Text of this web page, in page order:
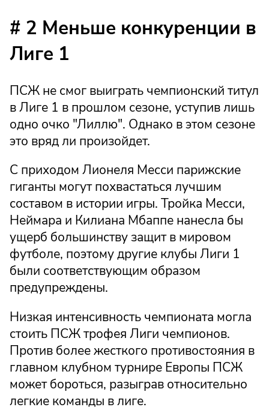
# 2 Меньше конкуренции в
Лиге 1
ПСЖ не смог выиграть чемпионский титул
в Лиге 1 в прошлом сезоне, уступив лишь
одно очко "Лиллю". Однако в этом сезоне
это вряд ли произойдет.
С приходом Лионеля Месси парижские
гиганты могут похвастаться лучшим
составом в истории игры. Тройка Месси,
Неймара и Килиана Мбаппе нанесла бы
ущерб большинству защит в мировом
футболе, поэтому другие клубы Лиги 1
были соответствующим образом
предупреждены.
Низкая интенсивность чемпионата могла
стоить ПСЖ трофея Лиги чемпионов.
Против более жесткого противостояния в
главном клубном турнире Европы ПСЖ
может бороться, разыграв относительно
легкие команды в лиге.